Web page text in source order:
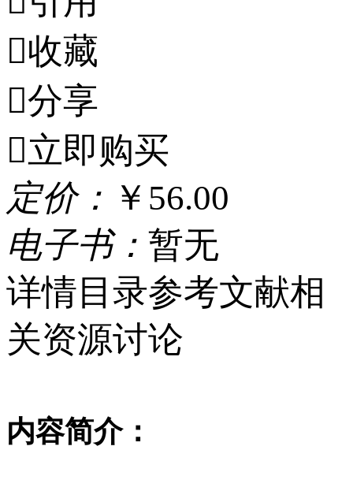
收藏
分享
立即购买
定价： ￥56.00
电子书： 暂无
详情 目录参考文献相
关资源讨论
内容简介：